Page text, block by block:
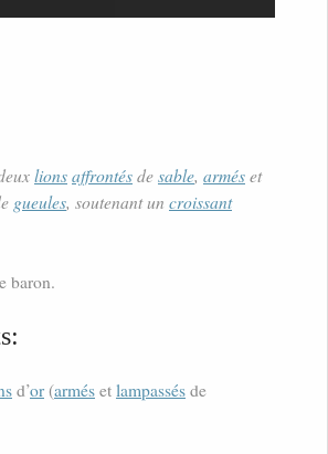
lionsaffrontésdesable, arméset
gueules, soutenant un croissant
baron.
d’or (armés et lampassés de